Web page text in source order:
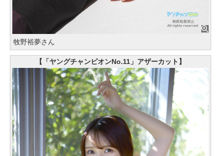
牧野裕夢さん
【「ヤングチャンピオンNo.11」アザーカット】